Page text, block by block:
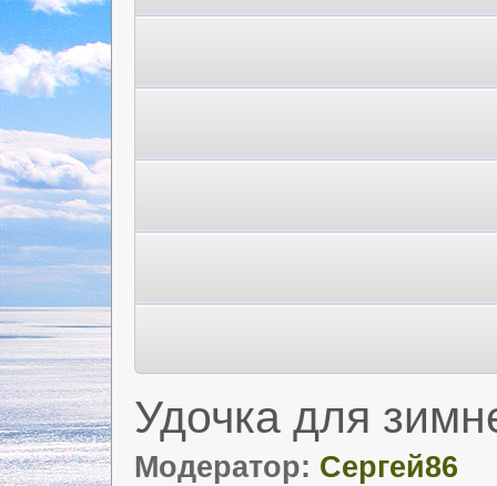
Удочка для
Модератор: Сергей86